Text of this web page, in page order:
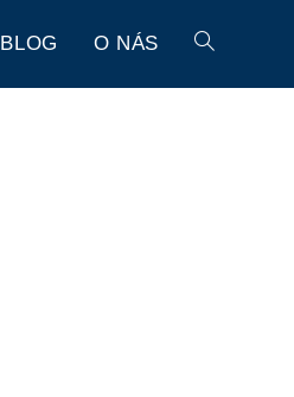
BLOG O NÁS